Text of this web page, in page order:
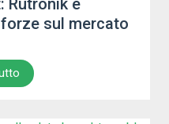
Rutronik e
sul mercato